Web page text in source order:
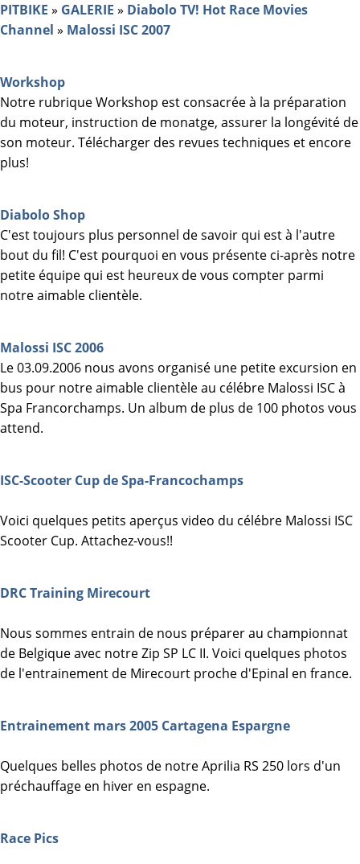
PITBIKE » GALERIE » Diabolo TV! Hot Race Movies
Channel » Malossi ISC 2007
Workshop
Notre rubrique Workshop est consacrée à la préparation
du moteur, instruction de monatge, assurer la longévité de
son moteur. Télécharger des revues techniques et encore
plus!
Diabolo Shop
C'est toujours plus personnel de savoir qui est à l'autre
bout du fil! C'est pourquoi en vous présente ci-après notre
petite équipe qui est heureux de vous compter parmi
notre aimable clientèle.
Malossi ISC 2006
Le 03.09.2006 nous avons organisé une petite excursion en
bus pour notre aimable clientèle au célébre Malossi ISC à
Spa Francorchamps. Un album de plus de 100 photos vous
attend.
ISC-Scooter Cup de Spa-Francochamps
Voici quelques petits aperçus video du célébre Malossi ISC
Scooter Cup. Attachez-vous!!
DRC Training Mirecourt
Nous sommes entrain de nous préparer au championnat
de Belgique avec notre Zip SP LC II. Voici quelques photos
de l'entrainement de Mirecourt proche d'Epinal en france.
Entrainement mars 2005 Cartagena Espargne
Quelques belles photos de notre Aprilia RS 250 lors d'un
préchauffage en hiver en espagne.
Race Pics